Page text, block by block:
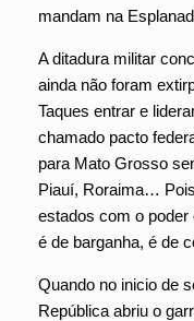
mandam na
A ditadura militar
ainda não foram
Taques entrar e
chamado pacto
para Mato Grosso
Piauí, Roraima…
estados com o poder
é de barganha, é de
Quando no inicio de
República abriu o